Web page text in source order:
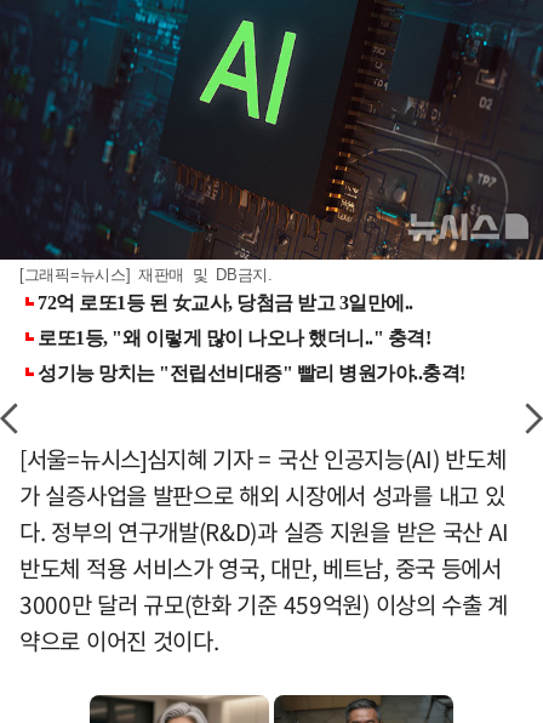
[그래픽=뉴시스] 재판매 및 DB금지.
[서울=뉴시스]심지혜 기자 = 국산 인공지능(AI) 반도체
가 실증사업을 발판으로 해외 시장에서 성과를 내고 있
다. 정부의 연구개발(R&D)과 실증 지원을 받은 국산 AI
반도체 적용 서비스가 영국, 대만, 베트남, 중국 등에서
3000만 달러 규모(한화 기준 459억원) 이상의 수출 계
약으로 이어진 것이다.